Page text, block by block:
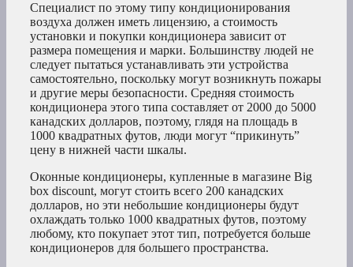
Специалист по этому типу кондиционирования
воздуха должен иметь лицензию, а стоимость
установки и покупки кондиционера зависит от
размера помещения и марки. Большинству людей не
следует пытаться устанавливать эти устройства
самостоятельно, поскольку могут возникнуть пожары
и другие меры безопасности. Средняя стоимость
кондиционера этого типа составляет от 2000 до 5000
канадских долларов, поэтому, глядя на площадь в
1000 квадратных футов, люди могут “прикинуть”
цену в нижней части шкалы.
Оконные кондиционеры, купленные в магазине Big
box discount, могут стоить всего 200 канадских
долларов, но эти небольшие кондиционеры будут
охлаждать только 1000 квадратных футов, поэтому
любому, кто покупает этот тип, потребуется больше
кондиционеров для большего пространства.